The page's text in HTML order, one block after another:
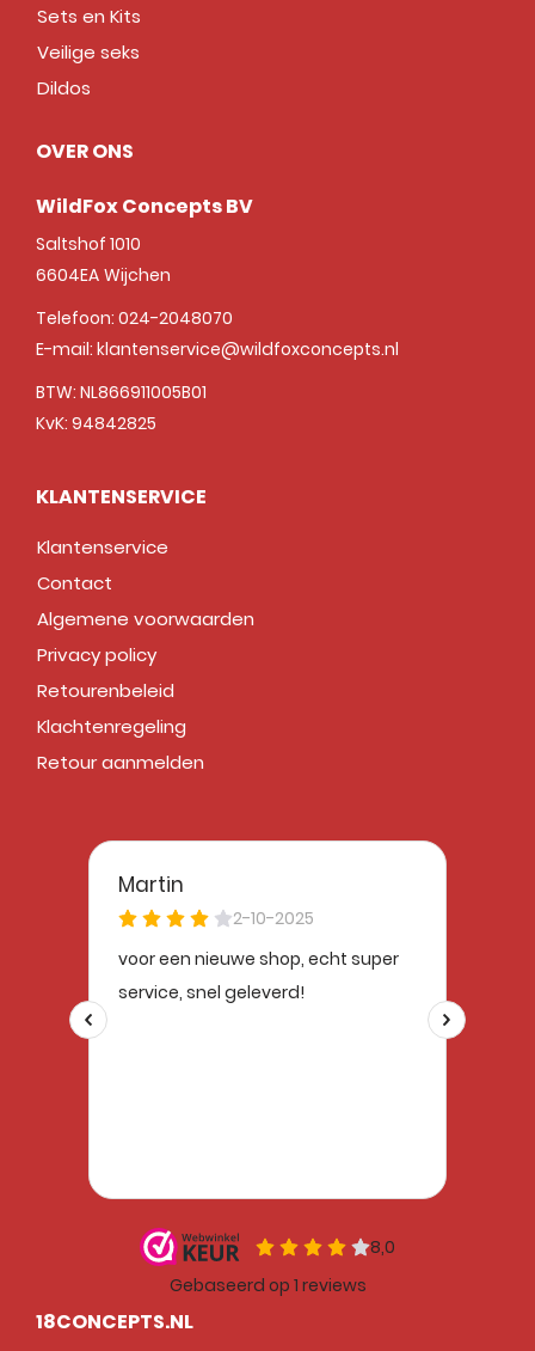
Sets en Kits
Veilige seks
Dildos
OVER ONS
WildFox Concepts BV
Saltshof 1010
6604EA Wijchen
Telefoon: 024-2048070
E-mail: klantenservice@wildfoxconcepts.nl
BTW: NL866911005B01
KvK: 94842825
KLANTENSERVICE
Klantenservice
Contact
Algemene voorwaarden
Privacy policy
Retourenbeleid
Klachtenregeling
Retour aanmelden
18CONCEPTS.NL